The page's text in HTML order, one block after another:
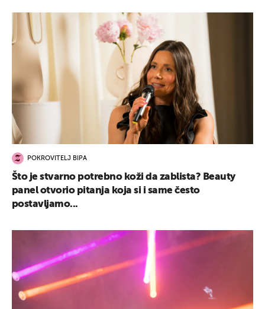
POKROVITELJ BIPA
Što je stvarno potrebno koži da zablista? Beauty
panel otvorio pitanja koja si i same često
postavljamo...